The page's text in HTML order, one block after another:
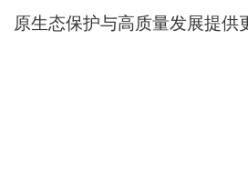
原生态保护与高质量发展提供